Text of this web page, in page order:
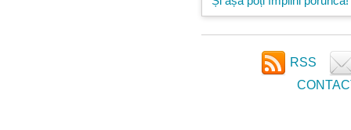
RSS